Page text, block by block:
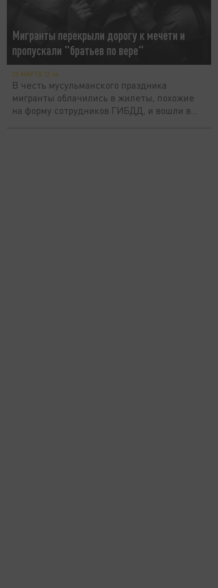
Мигранты перекрыли дорогу к мечети и
пропускали "братьев по вере"
25 МАРТА 12:46
В честь мусульманского праздника
мигранты облачились в жилеты, похожие
на форму сотрудников ГИБДД, и вошли в...